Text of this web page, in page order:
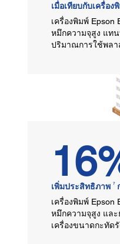
เมื่อเทียบกับเครื่อ
เครื่องพิมพ์ Epson
หมึกความจุสูง แท
ปริมาณการใช้พลา
เพิ่มประสิทธิภาพ 7
เครื่องพิมพ์ Epson
หมึกความจุสูง แล
เครื่องขนาดกะทัด